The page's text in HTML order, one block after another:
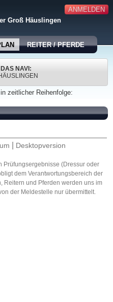
ANMELDEN
Groß Häuslingen
REITER / PFERDE
NAVI:
zeitlicher Reihenfolge:
Desktopversion
Prüfungsergebnisse (Dressur oder
dem Verantwortungsbereich der
Reitern und Pferden werden uns im
der Meldestelle nur übermittelt.